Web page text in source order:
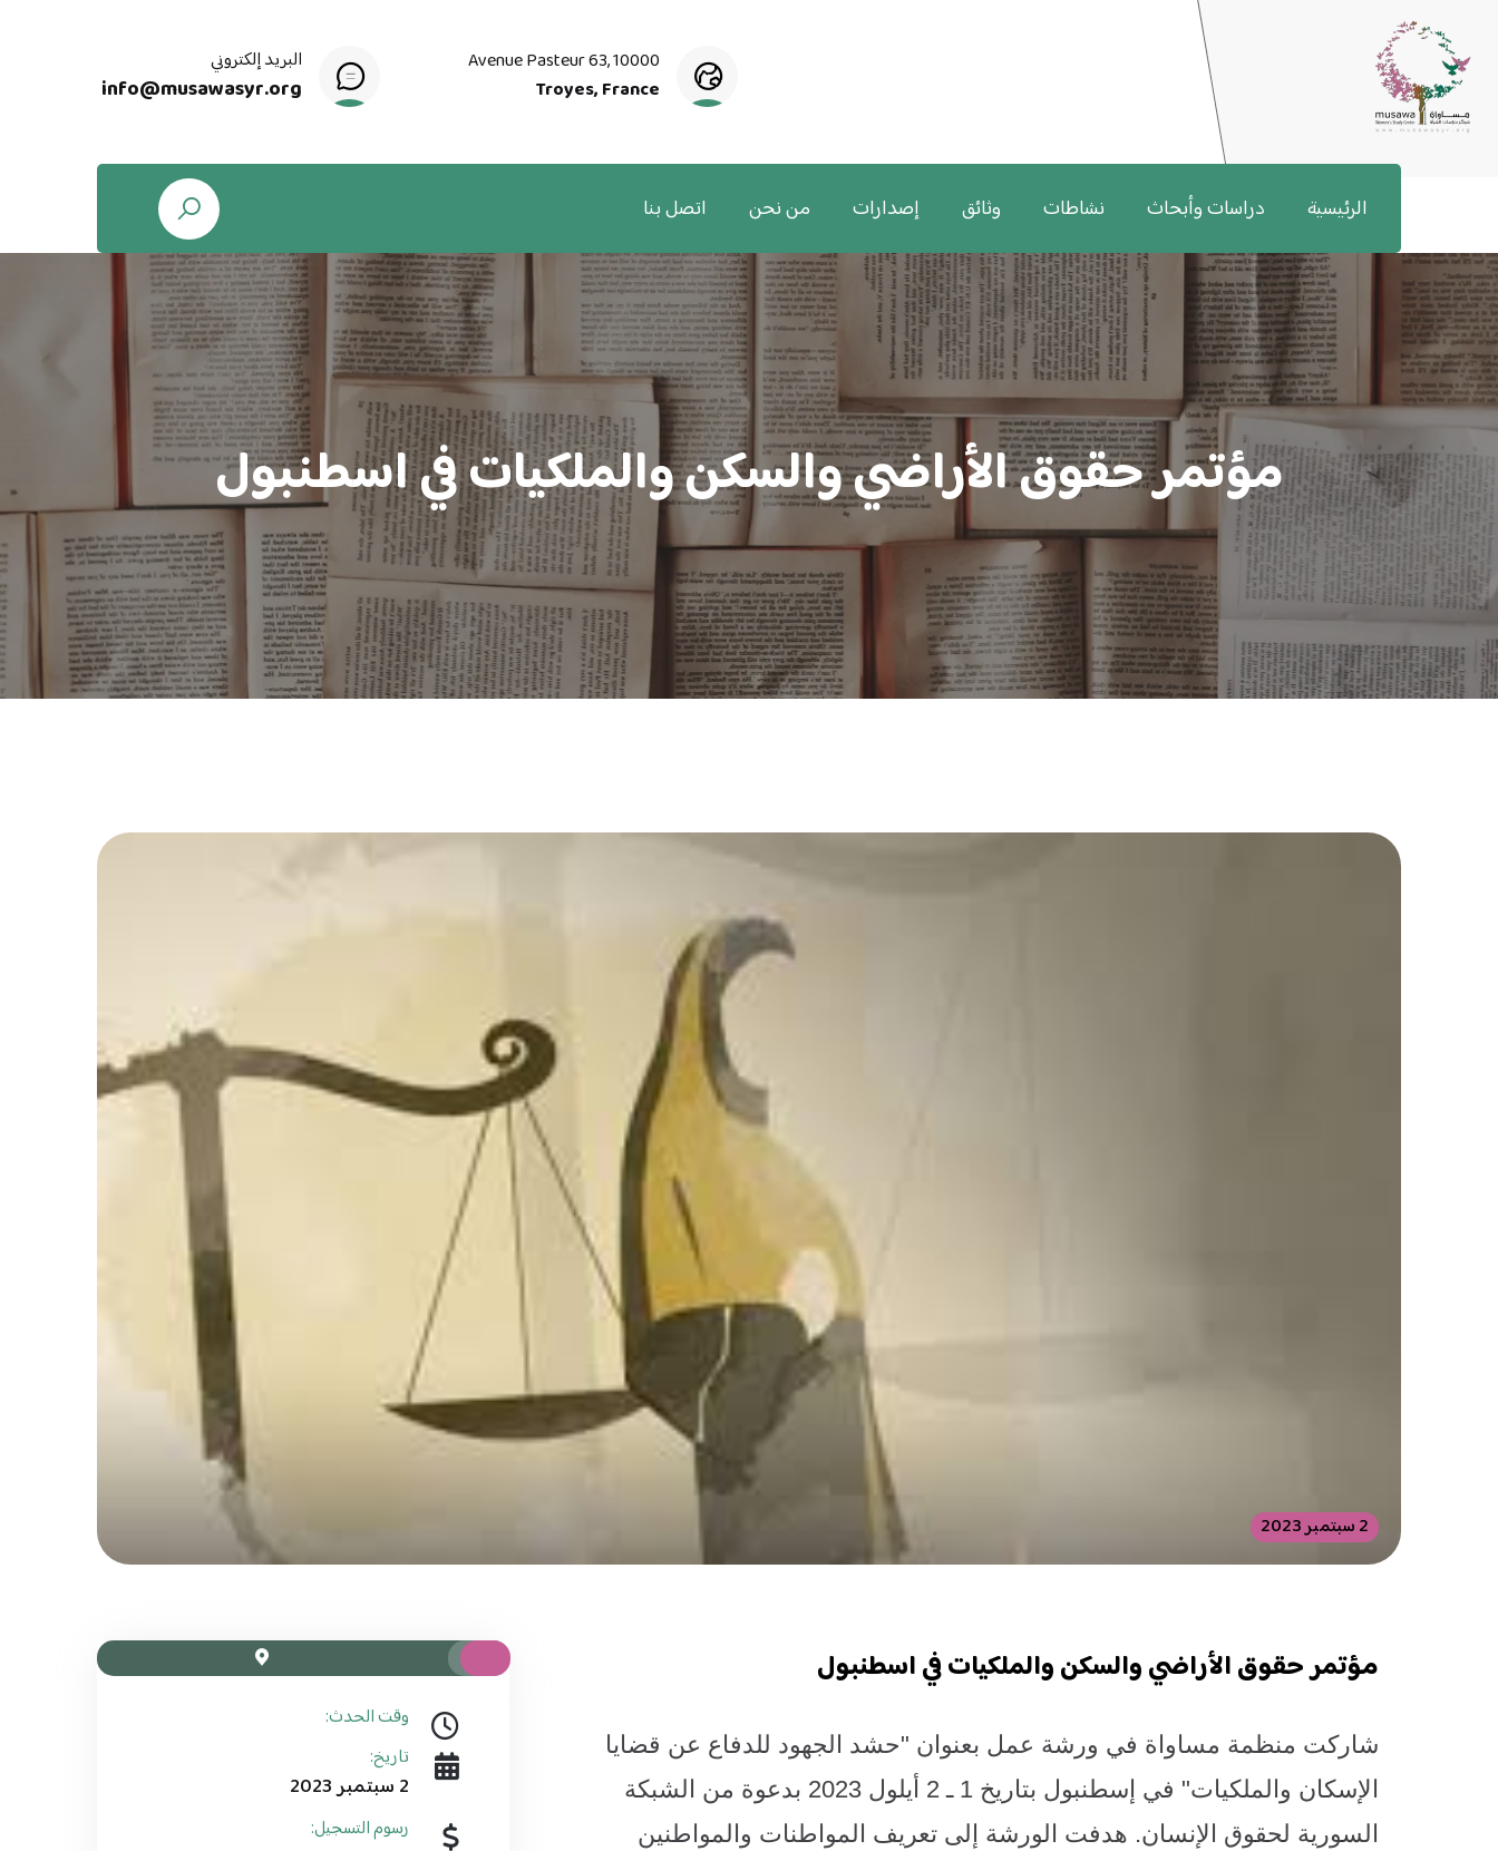
Avenue Pasteur 63, 10000
Troyes, France
البريد إلكتروني
info@musawasyr.org
الرئيسية دراسات وأبحاث نشاطات وثائق إصدارات من نحن اتصل بنا
مؤتمر حقوق الأراضي والسكن والملكيات في اسطنبول
2 سبتمبر 2023
مؤتمر حقوق الأراضي والسكن والملكيات في اسطنبول
شاركت منظمة مساواة في ورشة عمل بعنوان "حشد الجهود للدفاع عن قضايا
الإسكان والملكيات" في إسطنبول بتاريخ 1 ـ 2 أيلول 2023 بدعوة من الشبكة
السورية لحقوق الإنسان. هدفت الورشة إلى تعريف المواطنات والمواطنين
وقت الحدث:
تاريخ:
2 سبتمبر 2023
رسوم التسجيل: